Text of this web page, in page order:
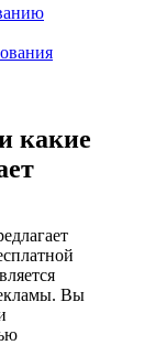
какие
Вы